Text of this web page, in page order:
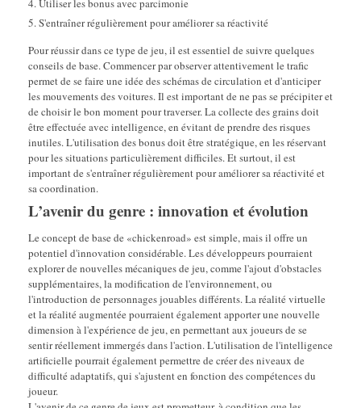
Utiliser les bonus avec parcimonie
S'entraîner régulièrement pour améliorer sa réactivité
Pour réussir dans ce type de jeu, il est essentiel de suivre quelques
conseils de base. Commencer par observer attentivement le trafic
permet de se faire une idée des schémas de circulation et d'anticiper
les mouvements des voitures. Il est important de ne pas se précipiter et
de choisir le bon moment pour traverser. La collecte des grains doit
être effectuée avec intelligence, en évitant de prendre des risques
inutiles. L'utilisation des bonus doit être stratégique, en les réservant
pour les situations particulièrement difficiles. Et surtout, il est
important de s'entraîner régulièrement pour améliorer sa réactivité et
sa coordination.
L’avenir du genre : innovation et évolution
Le concept de base de «chickenroad» est simple, mais il offre un
potentiel d'innovation considérable. Les développeurs pourraient
explorer de nouvelles mécaniques de jeu, comme l'ajout d'obstacles
supplémentaires, la modification de l'environnement, ou
l'introduction de personnages jouables différents. La réalité virtuelle
et la réalité augmentée pourraient également apporter une nouvelle
dimension à l'expérience de jeu, en permettant aux joueurs de se
sentir réellement immergés dans l'action. L'utilisation de l'intelligence
artificielle pourrait également permettre de créer des niveaux de
difficulté adaptatifs, qui s'ajustent en fonction des compétences du
joueur.